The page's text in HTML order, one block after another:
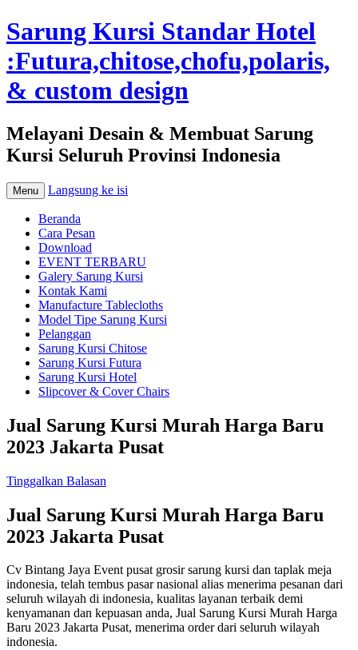
Sarung Kursi Standar Hotel
:Futura,chitose,chofu,polaris,
& custom design
Melayani Desain & Membuat Sarung
Kursi Seluruh Provinsi Indonesia
Menu Langsung ke isi
Beranda
Cara Pesan
Download
EVENT TERBARU
Galery Sarung Kursi
Kontak Kami
Manufacture Tablecloths
Model Tipe Sarung Kursi
Pelanggan
Sarung Kursi Chitose
Sarung Kursi Futura
Sarung Kursi Hotel
Slipcover & Cover Chairs
Jual Sarung Kursi Murah Harga Baru
2023 Jakarta Pusat
Tinggalkan Balasan
Jual Sarung Kursi Murah Harga Baru
2023 Jakarta Pusat
Cv Bintang Jaya Event pusat grosir sarung kursi dan taplak meja
indonesia, telah tembus pasar nasional alias menerima pesanan dari
seluruh wilayah di indonesia, kualitas layanan terbaik demi
kenyamanan dan kepuasan anda, Jual Sarung Kursi Murah Harga
Baru 2023 Jakarta Pusat, menerima order dari seluruh wilayah
indonesia.